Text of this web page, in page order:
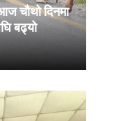
चौथो दिनमा
बढ्यो